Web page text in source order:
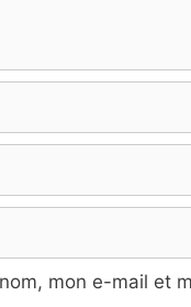
mon e-mail et